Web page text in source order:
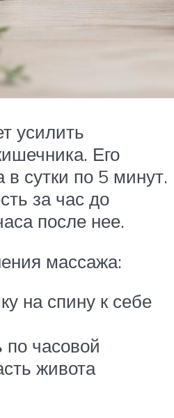
усилить
Его
сутки по 5 минут.
за час до
после нее.
массажа:
на спину к себе
по часовой
живота